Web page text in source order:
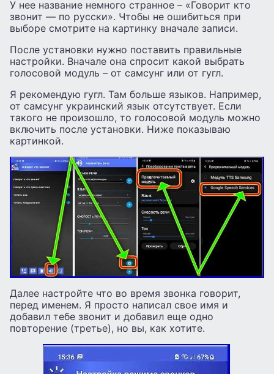
У нее название немного странное – «Говорит кто
звонит — по русски». Чтобы не ошибиться при
выборе смотрите на картинку вначале записи.
После установки нужно поставить правильные
настройки. Вначале она спросит какой выбрать
голосовой модуль – от самсунг или от гугл.
Я рекомендую гугл. Там больше языков. Например,
от самсунг украинский язык отсутствует. Если
такого не произошло, то голосовой модуль можно
включить после установки. Ниже показываю
картинкой.
Далее настройте что во время звонка говорит,
перед именем. Я просто написал свое имя и
добавил тебе звонит и добавил еще одно
повторение (третье), но вы, как хотите.